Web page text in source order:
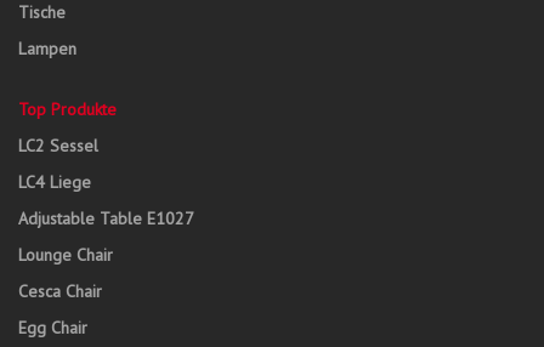
Tische
Lampen
Top Produkte
LC2 Sessel
LC4 Liege
Adjustable Table E1027
Lounge Chair
Cesca Chair
Egg Chair